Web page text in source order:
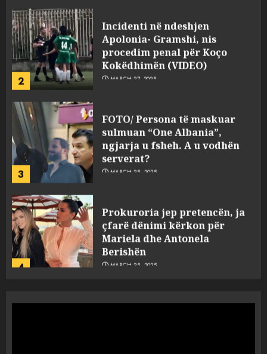
2
Apolonia- Gramshi, nis
procedim penal për Koço
Kokëdhimën (VIDEO)
MARCH 27, 2025
3
sulmuan “One Albania”,
ngjarja u fsheh. A u vodhën
serverat?
MARCH 25, 2025
4
çfarë dënimi kërkon për
Mariela dhe Antonela
Berishën
MARCH 25, 2025